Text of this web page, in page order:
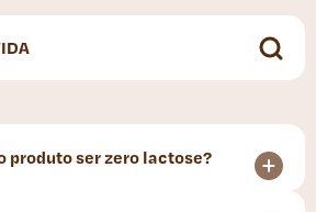
produto ser zero lactose?